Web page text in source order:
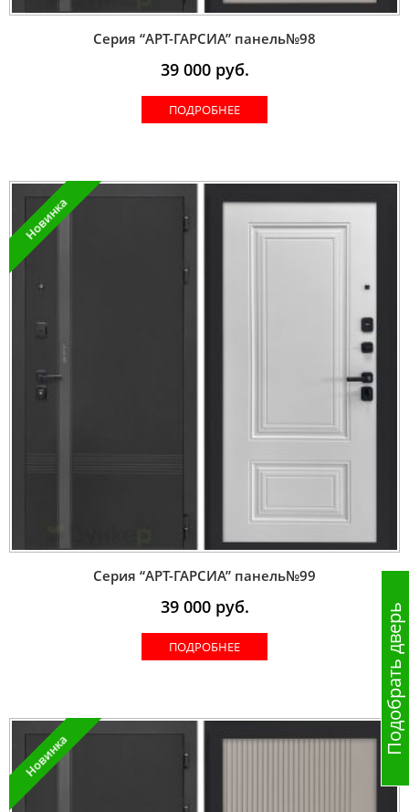
Серия “AРT-ГАРСИА” панель№98
39 000руб.
ПОДРОБНЕЕ
Новинка
Серия “AРT-ГАРСИА” панель№99
39 000руб.
ПОДРОБНЕЕ
Новинка
Подобрать дверь